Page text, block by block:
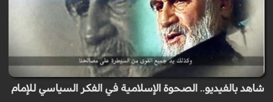
شاهد بالفيديو.. الصحوة الإسلامية في الفكر السياسي للإمام